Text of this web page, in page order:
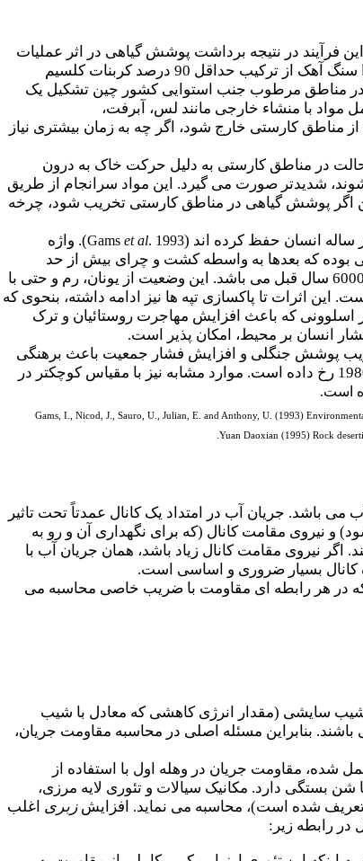
فرآیند در نتیجه برداشت پوشش گیاهی در اثر عملیات
گسترده کشاورزی و فرسایش شدید خاک صورت می گیرد. ضخامت خاک در مناطق کارستی بسیار کم است، زیرا سنگ آهک از ترکیب حداقل 90 درصد کربنات کلسیم
در مناطق مرطوب جنب استوایی کشور چین تشکیل یک
نتیجه حمل مواد با منشاء خارجی مانند لس، آبرفت،
مناطق کارستی خارج شود، اگر چه به زمان بیشتری نیاز
در مناطق کارستی به دلیل حرکت خاک به درون
شدیدتر صورت می گیرد. این مواد سرانجام از طریق
اگر پوشش گیاهی در مناطق کارستی تخریب شود، چرخه
انسان حفظ کرده اند (
Gams et al. 1993
). واژه
بوده که بعدها به واسطه کشت و چرای بیش از حد
پاسازی شده است. اولین شواهد جنگل زدایی در بخش های شمالی مدیترانه و مربوط به زمان نوسنگی در حدود 6000 سال قبل می باشد. این وضعیت از یونان، رم و حتی با
اثرات تا پاکسازی تپه ها نیز ادامه داشته، بنحوی که
که باعث افزایش مهاجرت روستائیان و ترک
انسان بر محیط، امکان پذیر است.
پوشش جنگلی و افزایش فشار جمعیت باعث برهنگی
در منطقه ای به وسعت 932 کیلومتر مربع در طول دهه 1980 رخ داده است. موارد مشابه نیز با مقیاس کوچکتر در
است.
Gams, I., Nicod, J., Sauro, U., Julian, E. and Anthony, U. (1993)
Yuan Daoxian (1995) Rock
باشد. جریان آب در امتداد یک کانال عمدتاً تحت تاثیر
و نیروی مقامت کانال (که برای نگهداری آن و رو به
نیروی مقامت کانال زیاد باشد، همان جریان آب با
کانال بسیار ضروری و اساسی است.
که در هر رابطه ای مقاومت با ضریب خاصی محاسبه می
سایشی (مقدار انرژی کاهشی که معادل با شیب
بنابراین مسئله اصلی در محاسبه مقاومت جریان،
مقاومت جریان در وهله اول با استفاده از
شن بستگی دارد. مکانیک سیالات و تئوری لایه مرزی،
شده است)، محاسبه می نماید. افزایشزبری اغلب
در رابطه زیر: